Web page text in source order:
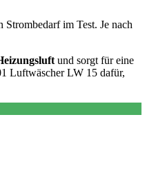
im Test. Je nach
und sorgt für eine
Luftwäscher LW 15 dafür,